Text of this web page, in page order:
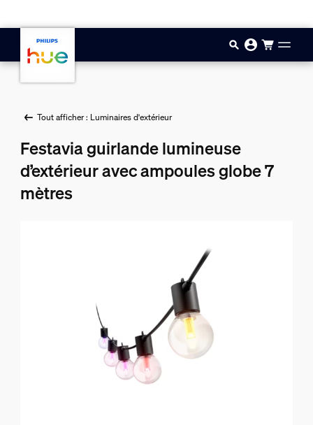
Tout afficher : Luminaires d'extérieur
Festavia guirlande lumineuse
d’extérieur avec ampoules globe 7
mètres